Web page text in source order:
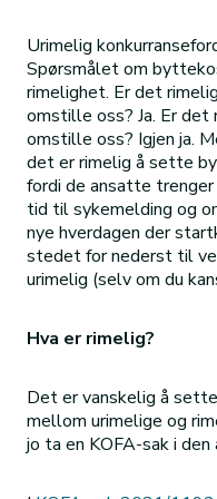
Urimelig
Spørsmålet om
rimelighet. Er det
omstille oss? Ja. Er
omstille oss? Igjen ja.
det er rimelig å sette
fordi de ansatte
tid til sykemelding og
nye hverdagen der
stedet for nederst til
urimelig (selv om du
Hva er rimelig?
Det er vanskelig å
mellom urimelige og
jo ta en KOFA-sak i den